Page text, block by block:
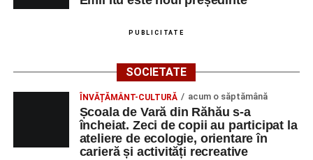
„Voi merge acasă cu gândul că educația și nu numai are
sunt vitale.”(Prof. Ciura Marinela)
Privind spre ediția următoare
În încheierea evenimentului, organizatorii au anunțat tema
ediției din 2027, dedicată relației dintre caracter, valori și
PUBLICITATE
SOCIETATE
ÎNVĂȚĂMÂNT-CULTURĂ acum o săptămână
Școala de Vară din Răhău s-a
încheiat. Zeci de copii au participat la
ateliere de ecologie, orientare în
carieră și activități recreative